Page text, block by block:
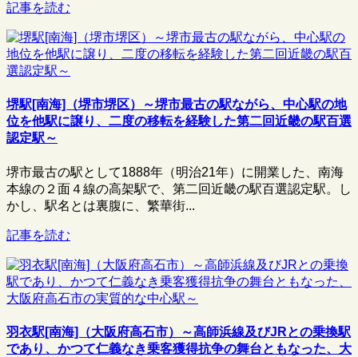
記事を読む
堺駅[南海]（堺市堺区）～堺市最古の駅ながら、中心駅の地
位を他駅に譲り、二度の移転を経験した第二回近畿の駅百選
認定駅～
堺市最古の駅として1888年（明治21年）に開業した、南海
本線の２面４線の高架駅で、第二回近畿の駅百選認定駅。し
かし、駅名とは裏腹に、繁華街...
記事を読む
羽衣駅[南海]（大阪府高石市）～高師浜線及びJRとの乗換駅
であり、かつて仁義なき乗客獲得抗争の舞台ともなった、大